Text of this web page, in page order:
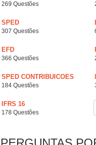
269 Questões
SPED
307 Questões
EFD
366 Questões
SPED CONTRIBUICOES
184 Questões
IFRS 16
178 Questões